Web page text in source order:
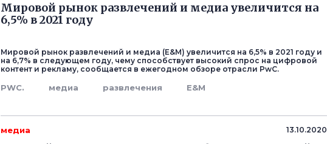
Мировой рынок развлечений и медиа увеличится на
6,5% в 2021 году
Мировой рынок развлечений и медиа (E&M) увеличится на 6,5% в 2021 году и
на 6,7% в следующем году, чему способствует высокий спрос на цифровой
контент и рекламу, сообщается в ежегодном обзоре отрасли PwC.
PWC. медиа развлечения E&M
медиа 13.10.2020